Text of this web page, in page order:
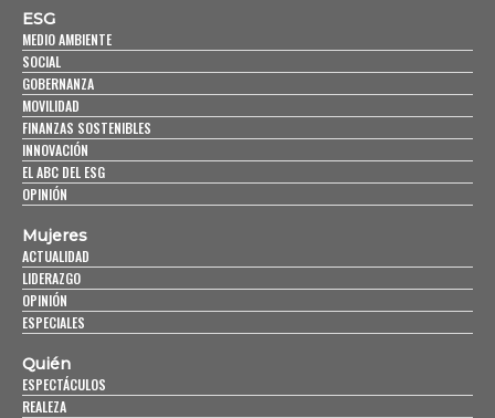
ESG
MEDIO AMBIENTE
SOCIAL
GOBERNANZA
MOVILIDAD
FINANZAS SOSTENIBLES
INNOVACIÓN
EL ABC DEL ESG
OPINIÓN
Mujeres
ACTUALIDAD
LIDERAZGO
OPINIÓN
ESPECIALES
Quién
ESPECTÁCULOS
REALEZA